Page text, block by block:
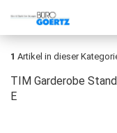
1 Artikel in dieser
TIM Garderobe
E